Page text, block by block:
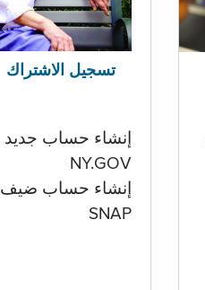
تسجيل الاشتراك
إنشاء حساب
NY.GOV
إنشاء حساب ضيف
SNAP